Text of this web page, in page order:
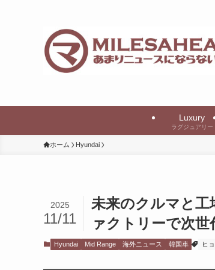
Luxury
ラグジュアリー
ホーム Hyundai
未来のクルマと工
ァクトリーで次
2025
11/11
Hyundai Mid Range 海外ニュース 韓国車 ヒ